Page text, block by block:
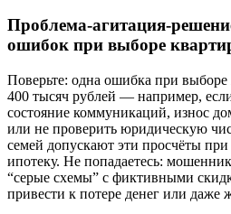
Проблема-агитация-
ошибок при выборе
Поверьте: одна ошибка при
400 тысяч рублей — например,
состояние коммуникаций, износ
или не проверить юридическую
семей допускают эти просчёты
ипотеку. Не попадаетесь:
“серые схемы” с фиктивными
привести к потере денег или даже